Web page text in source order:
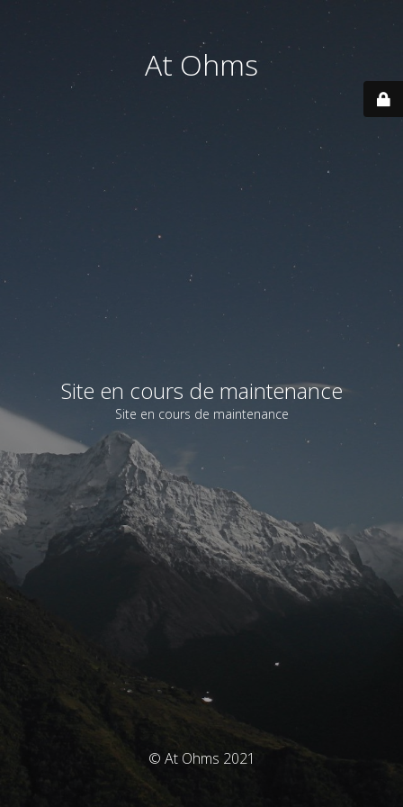
At Ohms
Site en cours de maintenance
Site en cours de maintenance
© At Ohms 2021